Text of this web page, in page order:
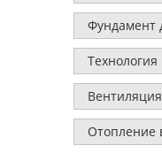
Фундамент
Отопление